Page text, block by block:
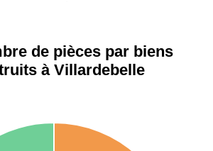
de pièces par biens
à Villardebelle